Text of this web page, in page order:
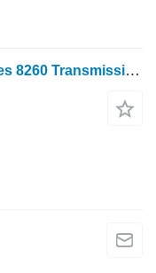
Fiat New Holland Tm, F, M, 60 Series 8260 Transmission Shifter Fork 5 5153108 vilica mjenjača za traktora na kotačima